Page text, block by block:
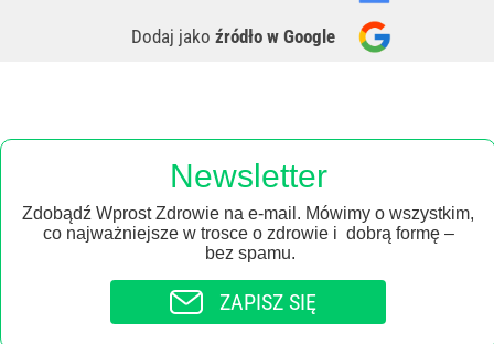
Dodaj jako źródło w Google
Newsletter
Zdobądź Wprost Zdrowie na e-mail. Mówimy o wszystkim,
co najważniejsze w trosce o zdrowie i dobrą formę –
bez spamu.
ZAPISZ SIĘ